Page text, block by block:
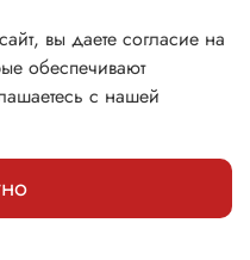
вы даете согласие на
обеспечивают
с нашей